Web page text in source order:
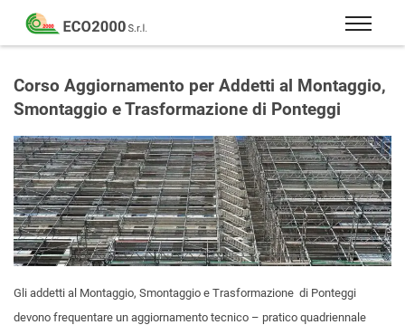
Eco
2000
Formazione
consulenza
per
la
sicurezza
sul
lavoro
–
D.Lgs
Corso Aggiornamento per Addetti al Montaggio,
Smontaggio e Trasformazione di Ponteggi
Gli addetti al Montaggio, Smontaggio e Trasformazione di Ponteggi
devono frequentare un aggiornamento tecnico – pratico quadriennale